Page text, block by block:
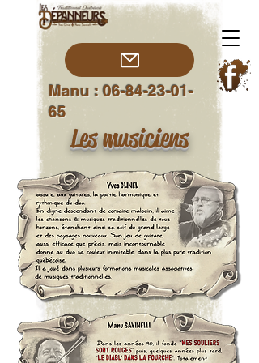
Manu :06-84-23-01-
65
Les musiciens